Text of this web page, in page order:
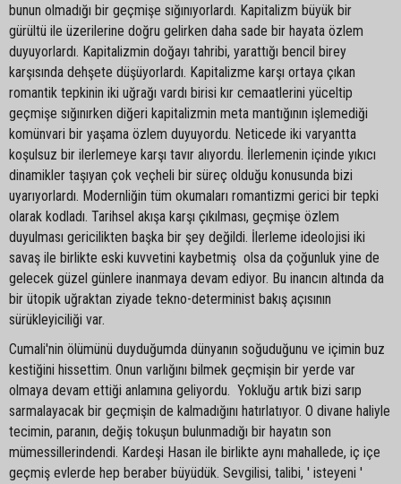
bunun olmadığı bir geçmişe sığınıyorlardı. Kapitalizm büyük bir
gürültü ile üzerilerine doğru gelirken daha sade bir hayata özlem
duyuyorlardı. Kapitalizmin doğayı tahribi, yarattığı bencil birey
karşısında dehşete düşüyorlardı. Kapitalizme karşı ortaya çıkan
romantik tepkinin iki uğrağı vardı birisi kır cemaatlerini yüceltip
geçmişe sığınırken diğeri kapitalizmin meta mantığının işlemediği
komünvari bir yaşama özlem duyuyordu. Neticede iki varyantta
koşulsuz bir ilerlemeye karşı tavır alıyordu. İlerlemenin içinde yıkıcı
dinamikler taşıyan çok veçheli bir süreç olduğu konusunda bizi
uyarıyorlardı. Modernliğin tüm okumaları romantizmi gerici bir tepki
olarak kodladı. Tarihsel akışa karşı çıkılması, geçmişe özlem
duyulması gericilikten başka bir şey değildi. İlerleme ideolojisi iki
savaş ile birlikte eski kuvvetini kaybetmiş olsa da çoğunluk yine de
gelecek güzel günlere inanmaya devam ediyor. Bu inancın altında da
bir ütopik uğraktan ziyade tekno-determinist bakış açısının
sürükleyiciliği var.
Cumali'nin ölümünü duyduğumda dünyanın soğuduğunu ve içimin buz
kestiğini hissettim. Onun varlığını bilmek geçmişin bir yerde var
olmaya devam ettiği anlamına geliyordu. Yokluğu artık bizi sarıp
sarmalayacak bir geçmişin de kalmadığını hatırlatıyor. O divane haliyle
tecimin, paranın, değiş tokuşun bulunmadığı bir hayatın son
mümessillerindendi. Kardeşi Hasan ile birlikte aynı mahallede, iç içe
geçmiş evlerde hep beraber büyüdük. Sevgilisi, talibi, ' isteyeni '